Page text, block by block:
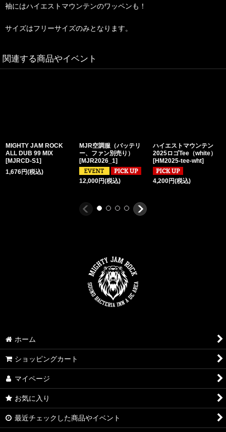
袖にはハイエストマウンテンのワッペンも！
サイズはフリーサイズのみとなります。
関連する商品やイベント
MIGHTY JAM ROCK
ALL DUB 99 MIX
[MJRCD-S1]
1,676円(税込)
MJR空調服（バッテリ
ー、ファン別売り）
[MJR2026_1]
12,000円(税込)
ハイエストマウンテン
2025ロゴTee（white）
[HM2025-tee-wht]
4,200円(税込)
ホーム
ショッピングカート
マイページ
お気に入り
最近チェックした商品やイベント